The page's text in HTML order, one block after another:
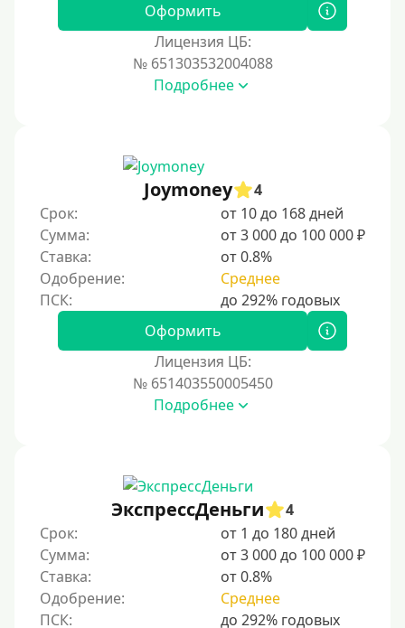
Оформить
Лицензия ЦБ:
№ 651303532004088
Подробнее
Joymoney
4
Срок:
от 10 до 168 дней
Сумма:
от 3 000 до 100 000 ₽
Ставка:
от 0.8%
Одобрение:
Среднее
Оформить
Лицензия ЦБ:
№ 651403550005450
Подробнее
ЭкспрессДеньги
4
Срок:
от 1 до 180 дней
Сумма:
от 3 000 до 100 000 ₽
Ставка:
от 0.8%
Одобрение:
Среднее